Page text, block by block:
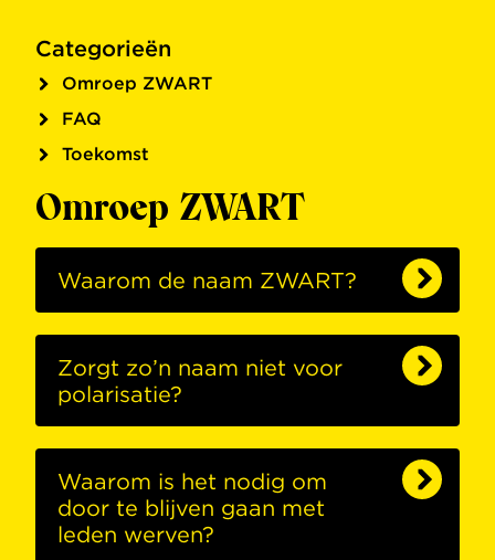
Categorieën
Omroep ZWART
FAQ
Toekomst
Omroep ZWART
Waarom de naam ZWART?
Zorgt zo’n naam niet voor
polarisatie?
Waarom is het nodig om
door te blijven gaan met
leden werven?